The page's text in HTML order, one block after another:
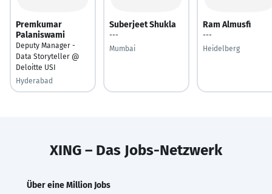
Premkumar
Palaniswami
Deputy Manager -
Data Storyteller @
Deloitte USI
Hyderabad
Suberjeet Shukla
---
Mumbai
Ram Almusfi
---
Heidelberg
XING – Das Jobs-Netzwerk
Über eine Million Jobs